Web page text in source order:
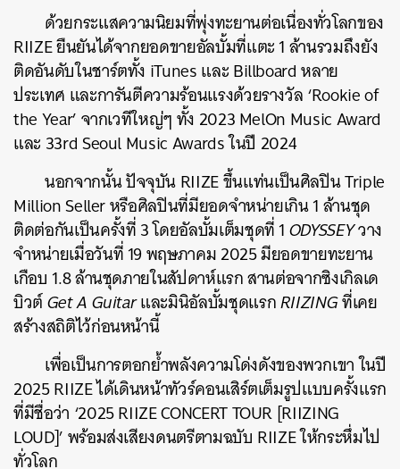
ด้วยกระแสความนิยมที่พุ่งทะยานต่อเนื่องทั่วโลกของ
RIIZE ยืนยันได้จากยอดขายอัลบั้มที่แตะ 1 ล้านรวมถึงยัง
ติดอันดับในชาร์ตทั้ง iTunes และ Billboard หลาย
ประเทศ และการันตีความร้อนแรงด้วยรางวัล ‘Rookie of
the Year’ จากเวทีใหญ่ๆ ทั้ง 2023 MelOn Music Award
และ 33rd Seoul Music Awards ในปี 2024
นอกจากนั้น ปัจจุบัน RIIZE ขึ้นแท่นเป็นศิลปิน Triple
Million Seller หรือศิลปินที่มียอดจำหน่ายเกิน 1 ล้านชุด
ติดต่อกันเป็นครั้งที่ 3 โดยอัลบั้มเต็มชุดที่ 1ODYSSEYวาง
จำหน่ายเมื่อวันที่ 19 พฤษภาคม 2025 มียอดขายทะยาน
เกือบ 1.8 ล้านชุดภายในสัปดาห์แรก สานต่อจากซิงเกิลเด
บิวต์Get A Guitarและมินิอัลบั้มชุดแรกRIIZINGที่เคย
สร้างสถิติไว้ก่อนหน้านี้
เพื่อเป็นการตอกย้ำพลังความโด่งดังของพวกเขา ในปี
2025 RIIZE ได้เดินหน้าทัวร์คอนเสิร์ตเต็มรูปแบบครั้งแรก
ที่มีชื่อว่า ‘2025 RIIZE CONCERT TOUR [RIIZING
LOUD]’ พร้อมส่งเสียงดนตรีตามฉบับ RIIZE ให้กระหึ่มไป
ทั่วโลก